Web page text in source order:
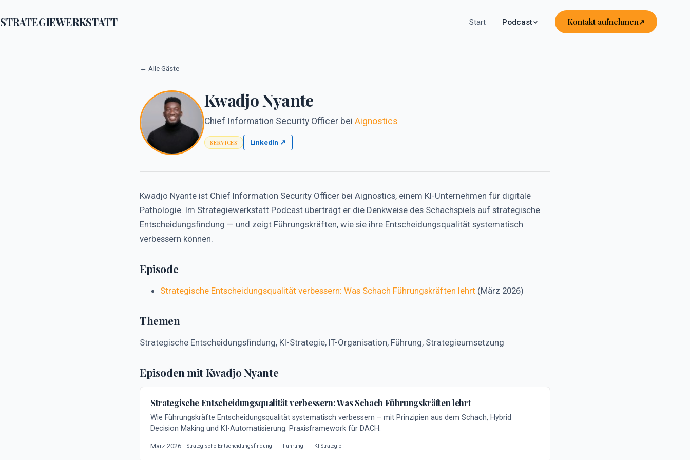
STRATEGIEWERKSTATT Start Podcast Kontakt aufnehmen
← Alle Gäste
Kwadjo Nyante
Chief Information Security Officer bei Aignostics
SERVICES LinkedIn ↗
Kwadjo Nyante ist Chief Information Security Officer bei Aignostics, einem KI-Unternehmen für digitale
Pathologie. Im Strategiewerkstatt Podcast überträgt er die Denkweise des Schachspiels auf strategische
Entscheidungsfindung — und zeigt Führungskräften, wie sie ihre Entscheidungsqualität systematisch
verbessern können.
Episode
Strategische Entscheidungsqualität verbessern: Was Schach Führungskräften lehrt (März 2026)
Themen
Strategische Entscheidungsfindung, KI-Strategie, IT-Organisation, Führung, Strategieumsetzung
Episoden mit Kwadjo Nyante
Strategische Entscheidungsqualität verbessern: Was Schach Führungskräften lehrt
Wie Führungskräfte Entscheidungsqualität systematisch verbessern – mit Prinzipien aus dem Schach, Hybrid
Decision Making und KI-Automatisierung. Praxisframework für DACH.
März 2026 Strategische Entscheidungsfindung Führung KI-Strategie